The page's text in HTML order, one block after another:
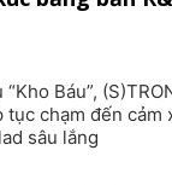
“Kho Báu”,
tục chạm đến cảm
sâu lắng